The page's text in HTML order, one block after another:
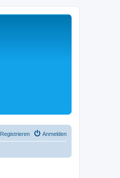
Anmelden
Registrieren